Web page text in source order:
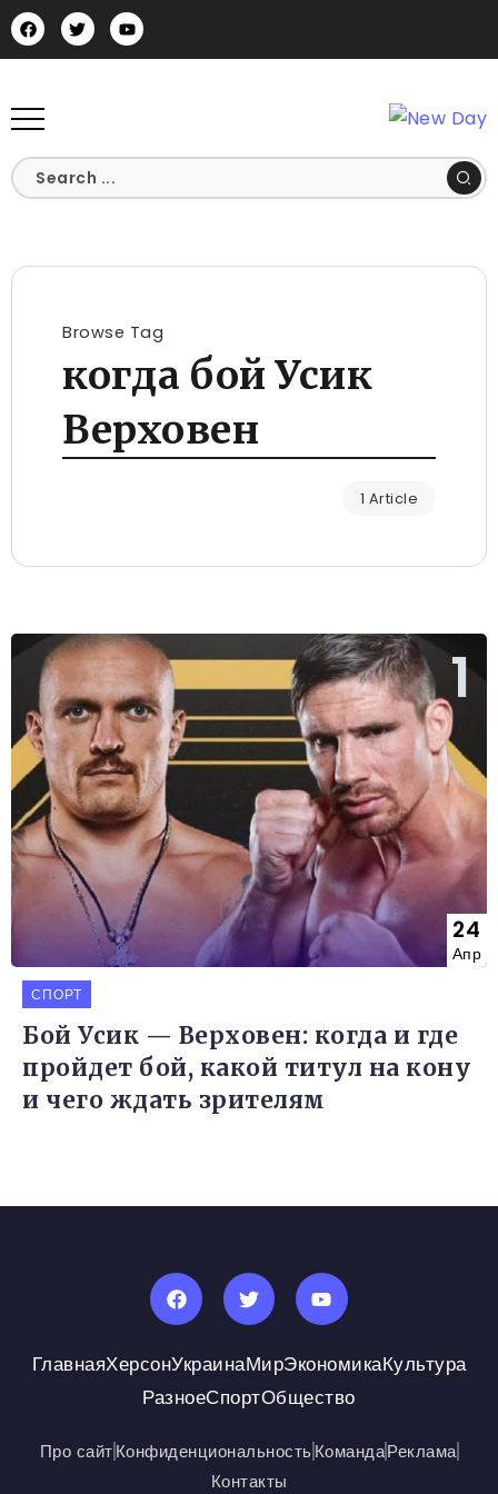
Browse Tag
когда бой Усик
Верховен
1 Article
24
Апр
СПОРТ
Бой Усик — Верховен: когда и где
пройдет бой, какой титул на кону
и чего ждать зрителям
ГлавнаяХерсонУкраинаМирЭкономикаКультура
РазноеСпортОбщество
Про сайтКонфиденциональностьКомандаРеклама
Контакты